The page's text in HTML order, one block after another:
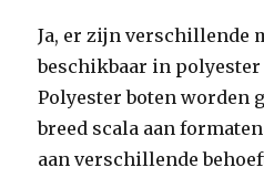
Ja, er zijn verschillende
beschikbaar in
Polyester boten worden
breed scala aan
aan verschillende